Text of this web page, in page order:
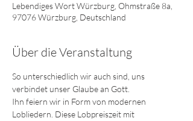
Lebendiges Wort Würzburg, Ohmstraße 8a,
97076 Würzburg, Deutschland
Über die Veranstaltung
So unterschiedlich wir auch sind, uns
verbindet unser Glaube an Gott.
Ihn feiern wir in Form von modernen
Lobliedern. Diese Lobpreiszeit mit